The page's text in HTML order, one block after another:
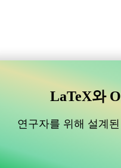
LaTeX와
연구자를 위해 설계